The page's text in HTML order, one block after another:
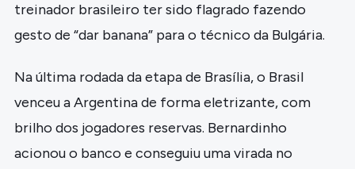
treinador brasileiro ter sido flagrado fazendo
gesto de “dar banana” para o técnico da Bulgária.
Na última rodada da etapa de Brasília, o Brasil
venceu a Argentina de forma eletrizante, com
brilho dos jogadores reservas. Bernardinho
acionou o banco e conseguiu uma virada no